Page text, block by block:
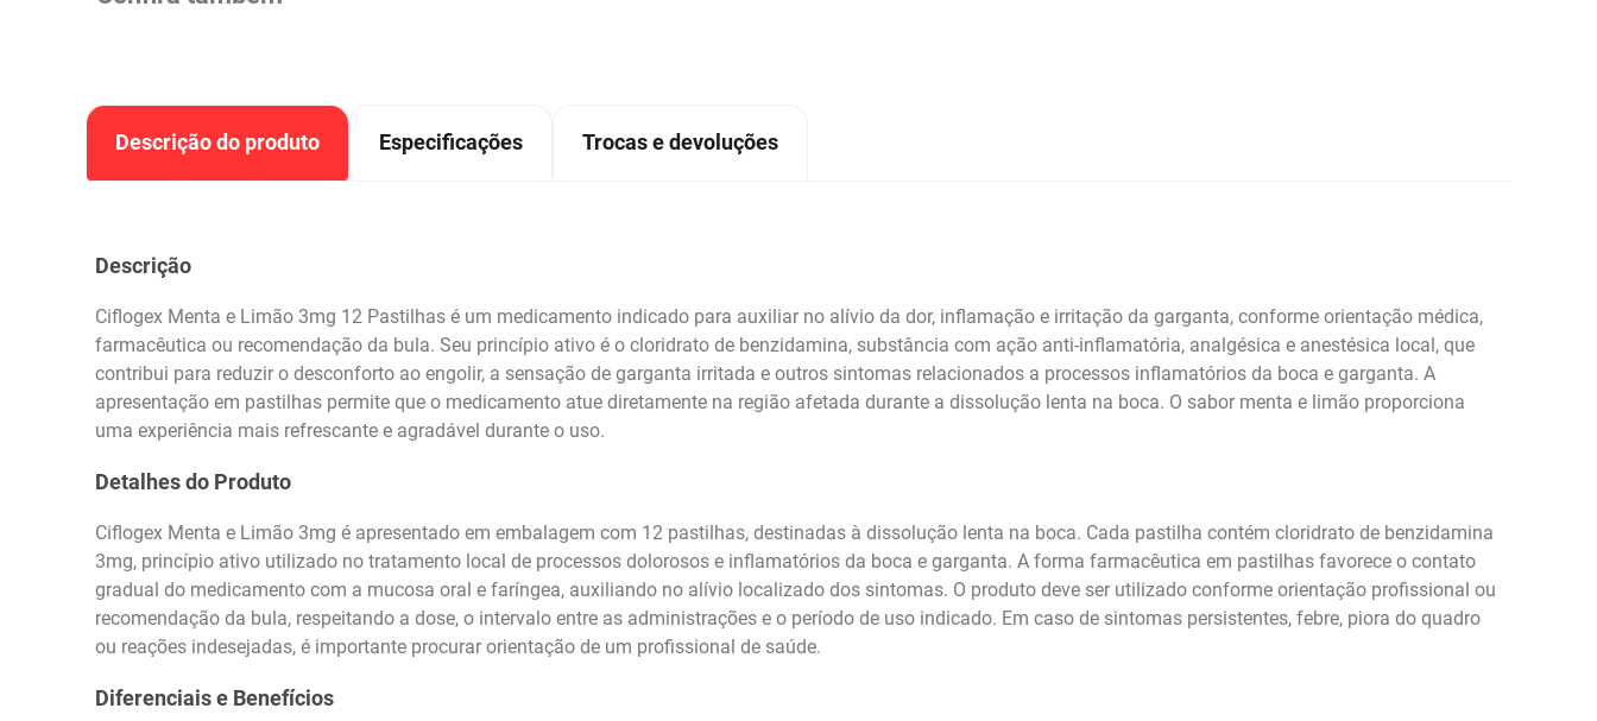
Descrição do produto Especificações Trocas e devoluções
Descrição
Ciflogex Menta e Limão 3mg 12 Pastilhas é um medicamento indicado para auxiliar no alívio da dor, inflamação e irritação da garganta, conforme orientação médica,
farmacêutica ou recomendação da bula. Seu princípio ativo é o cloridrato de benzidamina, substância com ação anti-inflamatória, analgésica e anestésica local, que
contribui para reduzir o desconforto ao engolir, a sensação de garganta irritada e outros sintomas relacionados a processos inflamatórios da boca e garganta. A
apresentação em pastilhas permite que o medicamento atue diretamente na região afetada durante a dissolução lenta na boca. O sabor menta e limão proporciona
uma experiência mais refrescante e agradável durante o uso.
Detalhes do Produto
Ciflogex Menta e Limão 3mg é apresentado em embalagem com 12 pastilhas, destinadas à dissolução lenta na boca. Cada pastilha contém cloridrato de benzidamina
3mg, princípio ativo utilizado no tratamento local de processos dolorosos e inflamatórios da boca e garganta. A forma farmacêutica em pastilhas favorece o contato
gradual do medicamento com a mucosa oral e faríngea, auxiliando no alívio localizado dos sintomas. O produto deve ser utilizado conforme orientação profissional ou
recomendação da bula, respeitando a dose, o intervalo entre as administrações e o período de uso indicado. Em caso de sintomas persistentes, febre, piora do quadro
ou reações indesejadas, é importante procurar orientação de um profissional de saúde.
Diferenciais e Benefícios